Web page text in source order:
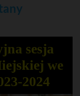
sesja
we
2024